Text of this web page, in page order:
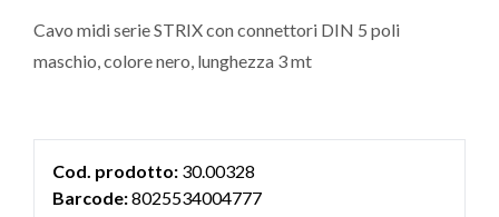
Cavo midi serie STRIX con connettori DIN 5 poli
maschio, colore nero, lunghezza 3 mt
Cod. prodotto: 30.00328
Barcode:8025534004777